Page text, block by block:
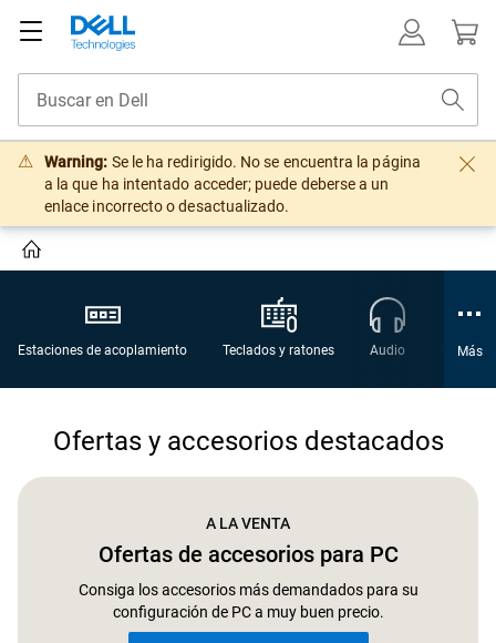
Warning: Se le ha redirigido. No se encuentra la página
a la que ha intentado acceder; puede deberse a un
enlace incorrecto o desactualizado.
Estaciones de acoplamiento Teclados y ratones Audio Paquetes
Más
Ofertas y accesorios destacados
A LA VENTA
Ofertas de accesorios para PC
Consiga los accesorios más demandados para su
configuración de PC a muy buen precio.